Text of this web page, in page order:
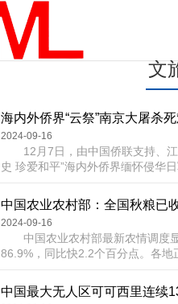
文
海内外侨界“云祭”南京大屠杀
2024-09-16
12月7日，由中国侨联支持、江
史 珍爱和平”海内外侨界缅怀侵华
力传播。据介绍，今年12月13日
将以诗朗诵、读书会、座谈会等形
中国农业农村部：全国秋粮已
2024-09-16
中国农业农村部最新农情调度
86.9%，同比快2.2个百分点。各
江扩种大豆1000万亩以上，各地
全省粮食生产获得大丰收。目前来
中国最大无人区可可西里连续